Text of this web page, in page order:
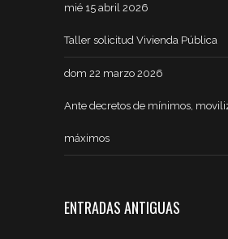
mié 15 abril 2026
Taller solicitud Vivienda Pública
dom 22 marzo 2026
Ante decretos de mínimos,
máximos
ENTRADAS ANTIGUAS